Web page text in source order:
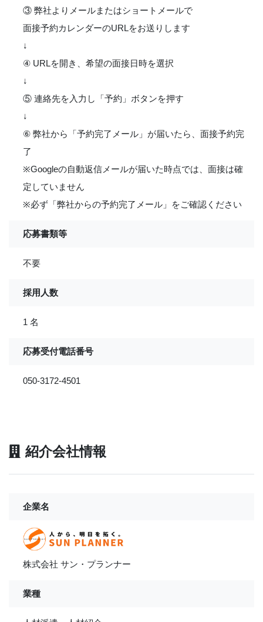
③ 弊社よりメールまたはショートメールで
面接予約カレンダーのURLをお送りします
↓
④ URLを開き、希望の面接日時を選択
↓
⑤ 連絡先を入力し「予約」ボタンを押す
↓
⑥ 弊社から「予約完了メール」が届いたら、面接予約完
了
※Googleの自動返信メールが届いた時点では、面接は確
定していません
※必ず「弊社からの予約完了メール」をご確認ください
応募書類等
不要
採用人数
1 名
応募受付電話番号
050-3172-4501
紹介会社情報
企業名
株式会社 サン・プランナー
業種